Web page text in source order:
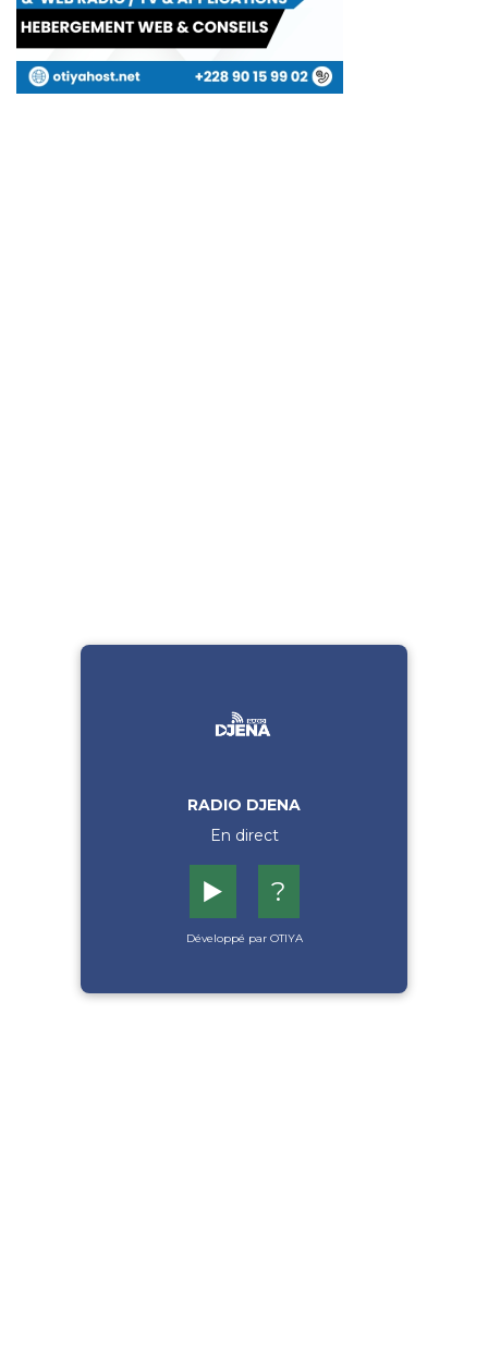
RADIO DJENA
En direct
▶️ ?
Développé par OTIYA